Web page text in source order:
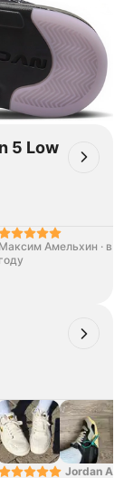
5 Low
Максим Амельхин · в
году
Jordan Air